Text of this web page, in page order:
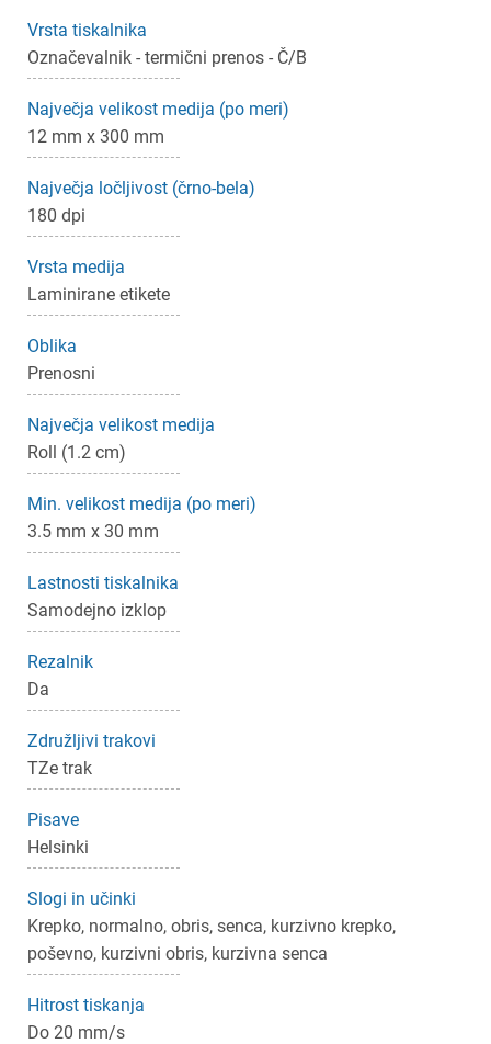
Vrsta tiskalnika
Označevalnik - termični prenos - Č/B
Največja velikost medija (po meri)
12 mm x 300 mm
Največja ločljivost (črno-bela)
180 dpi
Vrsta medija
Laminirane etikete
Oblika
Prenosni
Največja velikost medija
Roll (1.2 cm)
Min. velikost medija (po meri)
3.5 mm x 30 mm
Lastnosti tiskalnika
Samodejno izklop
Rezalnik
Da
Združljivi trakovi
TZe trak
Pisave
Helsinki
Slogi in učinki
Krepko, normalno, obris, senca, kurzivno krepko,
poševno, kurzivni obris, kurzivna senca
Hitrost tiskanja
Do 20 mm/s
Prijava
Prekliči